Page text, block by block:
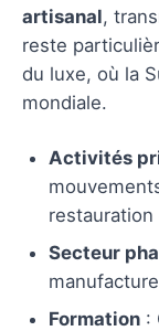
artisanal,
reste
du luxe, où la
mondiale.
Activités
Secteur
Formation :